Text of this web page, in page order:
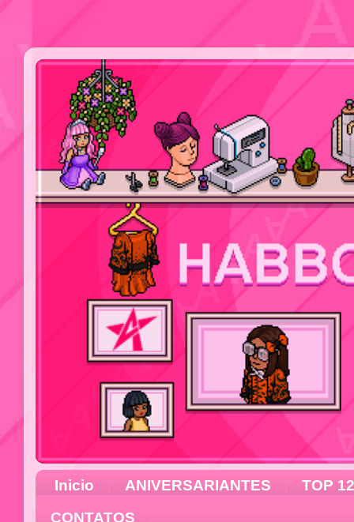
Inicio ANIVERSARIANTES
TOP 12
CONTATOS